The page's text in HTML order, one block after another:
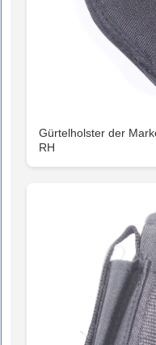
Gürtelholster der
RH